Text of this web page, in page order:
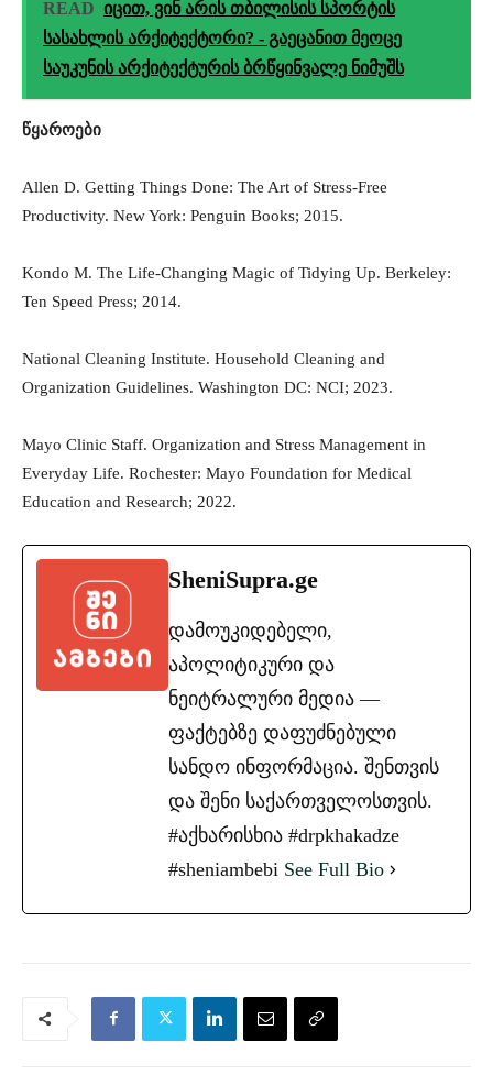
READ იცით, ვინ არის თბილისის სპორტის
სასახლის არქიტექტორი? - გაეცანით მეოცე
საუკუნის არქიტექტურის ბრწყინვალე ნიმუშს
წყაროები
Allen D. Getting Things Done: The Art of Stress-Free
Productivity. New York: Penguin Books; 2015.
Kondo M. The Life-Changing Magic of Tidying Up. Berkeley:
Ten Speed Press; 2014.
National Cleaning Institute. Household Cleaning and
Organization Guidelines. Washington DC: NCI; 2023.
Mayo Clinic Staff. Organization and Stress Management in
Everyday Life. Rochester: Mayo Foundation for Medical
Education and Research; 2022.
SheniSupra.ge
დამოუკიდებელი,
აპოლიტიკური და
ნეიტრალური მედია —
ფაქტებზე დაფუძნებული
სანდო ინფორმაცია. შენთვის
და შენი საქართველოსთვის.
#აქხარისხია #drpkhakadze
#sheniambebi See Full Bio